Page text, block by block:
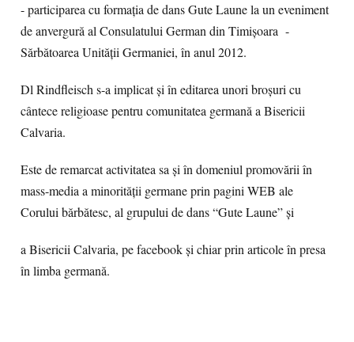
- participarea cu formația de dans Gute Laune la un eveniment
de anvergură al Consulatului German din Timișoara -
Sărbătoarea Unității Germaniei, în anul 2012.
Dl Rindfleisch s-a implicat și în editarea unori broșuri cu
cântece religioase pentru comunitatea germană a Bisericii
Calvaria.
Este de remarcat activitatea sa și în domeniul promovării în
mass-media a minorității germane prin pagini WEB ale
Corului bărbătesc, al grupului de dans “Gute Laune” și
a Bisericii Calvaria, pe facebook și chiar prin articole în presa
în limba germană.